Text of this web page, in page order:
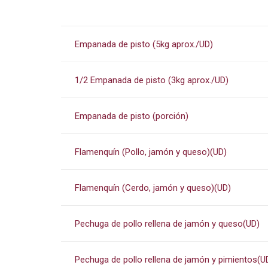
Empanada de pisto (5kg aprox./UD)
1/2 Empanada de pisto (3kg aprox./UD)
Empanada de pisto (porción)
Flamenquín (Pollo, jamón y queso)(UD)
Flamenquín (Cerdo, jamón y queso)(UD)
Pechuga de pollo rellena de jamón y queso(UD)
Pechuga de pollo rellena de jamón y